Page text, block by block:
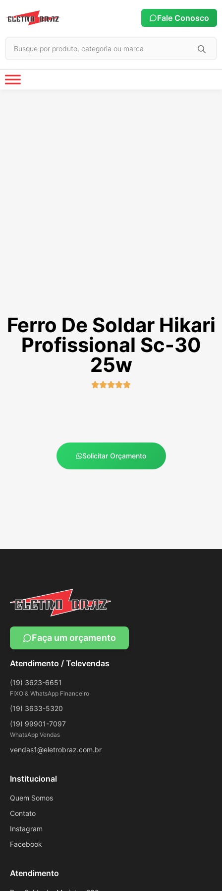
Fale Conosco
Ferro De Soldar Hikari
Profissional Sc-30
25w

Solicitar Orçamento
Faça um orçamento
Atendimento / Televendas
(19) 3623-6651
FIXO & WhatsApp Financeiro
(19) 3633-5320
(19) 99901-7097
WhatsApp Vendas
vendas1@eletrobraz.com.br
Institucional
Quem Somos
Contato
Instagram
Facebook
Atendimento